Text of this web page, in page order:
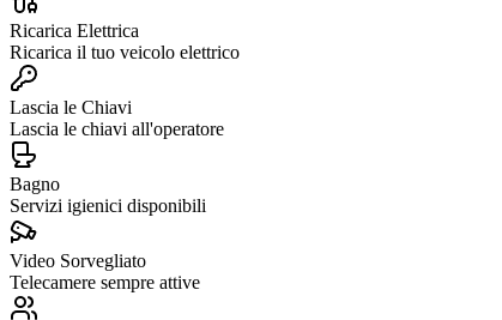
Ricarica Elettrica
Ricarica il tuo veicolo elettrico
Lascia le Chiavi
Lascia le chiavi all'operatore
Bagno
Servizi igienici disponibili
Video Sorvegliato
Telecamere sempre attive